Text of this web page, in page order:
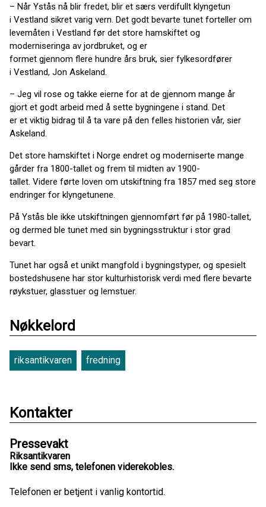
– Når Ystås nå blir fredet, blir et særs verdifullt klyngetun
i Vestland sikret varig vern. Det godt bevarte tunet forteller om
levemåten i Vestland før det store hamskiftet og
moderniseringa av jordbruket, og er
formet gjennom flere hundre års bruk, sier fylkesordfører
i Vestland, Jon Askeland.
– Jeg vil rose og takke eierne for at de gjennom mange år
gjort et godt arbeid med å sette bygningene i stand. Det
er et viktig bidrag til å ta vare på den felles historien vår, sier
Askeland.
Det store hamskiftet i Norge endret og moderniserte mange
gårder fra 1800-tallet og frem til midten av 1900-
tallet. Videre førte loven om utskiftning fra 1857 med seg store
endringer for klyngetunene.
På Ystås ble ikke utskiftningen gjennomført før på 1980-tallet,
og dermed ble tunet med sin bygningsstruktur i stor grad
bevart.
Tunet har også et unikt mangfold i bygningstyper, og spesielt
bostedshusene har stor kulturhistorisk verdi med flere bevarte
røykstuer, glasstuer og lemstuer.
Nøkkelord
riksantikvaren fredning
Kontakter
Pressevakt
Riksantikvaren
Ikke send sms, telefonen viderekobles.
Telefonen er betjent i vanlig kontortid.